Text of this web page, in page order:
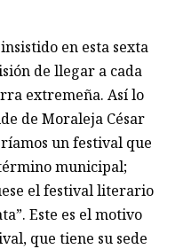
en esta sexta
de llegar a cada
extremeña. Así lo
de Moraleja César
un festival que
municipal;
el festival literario
Este es el motivo
que tiene su sede